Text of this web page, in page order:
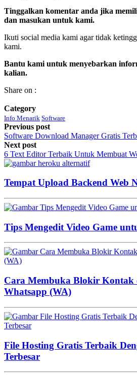
Tinggalkan komentar anda jika
dan masukan untuk kami.
Ikuti social media kami agar tidak
kami.
Bantu kami untuk menyebarkan
kalian.
Share on :
Category
Info Menarik Software
Previous post
Software Download Manager Gratis
Next post
6 Text Editor Terbaik Untuk Membuat
Tempat Upload Backend Web
Tips Mengedit Video Game
Cara Membuka Blokir Kontak
Whatsapp (WA)
File Hosting Gratis Terbaik
Terbesar